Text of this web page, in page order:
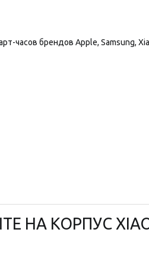
брендов Apple, Samsung,
НА КОРПУС